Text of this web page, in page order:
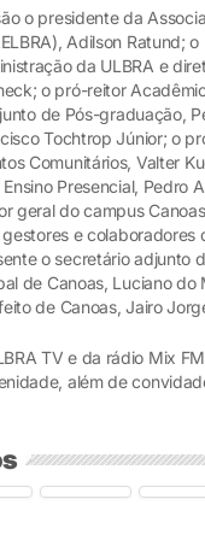
o presidente da
Adilson Ratund;
da ULBRA e
o pró-reitor
de Pós-graduação,
Tochtrop Júnior; o
Comunitários, Valter
Presencial, Pedro
geral do campus
e colaboradores
o secretário adjunto
de Canoas, Luciano do
de Canoas, Jairo
TV e da rádio Mix
além de